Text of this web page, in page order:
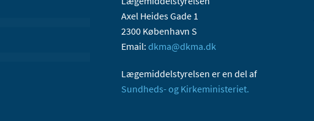
Axel Heides Gade 1
2300 København S
Email: dkma@dkma.dk
Lægemiddelstyrelsen er en del af
Sundheds- og Kirkeministeriet.